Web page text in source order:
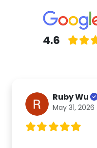
4.6
Ruby Wu
May 31, 2026